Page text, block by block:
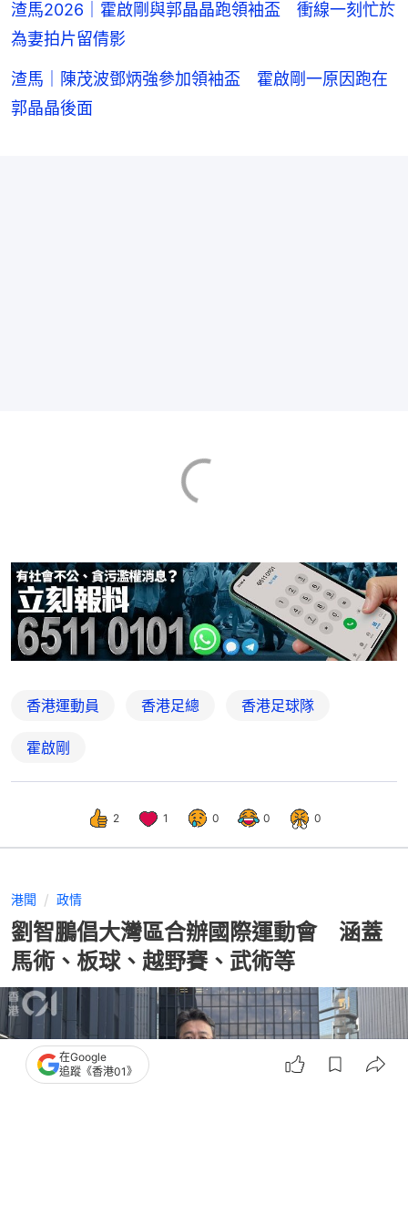
渣馬2026｜霍啟剛與郭晶晶跑領袖盃 衝線一刻忙於
為妻拍片留倩影
渣馬｜陳茂波鄧炳強參加領袖盃 霍啟剛一原因跑在
郭晶晶後面
香港運動員 香港足總 香港足球隊
霍啟剛
2 1 0 0 0
港聞 政情
劉智鵬倡大灣區合辦國際運動會 涵蓋
馬術、板球、越野賽、武術等
在Google
追蹤《香港01》